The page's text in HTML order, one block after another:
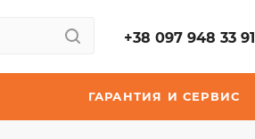
+38 097 948 33 91
ГАРАНТИЯ И СЕРВИС